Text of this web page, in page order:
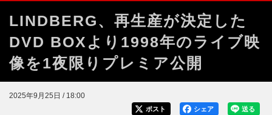
LINDBERG、再生産が決定した
DVD BOXより1998年のライブ映
像を1夜限りプレミア公開
2025年9月25日 / 18:00
送る
シェア
ポスト